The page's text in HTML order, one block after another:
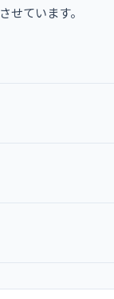
ています。
股上